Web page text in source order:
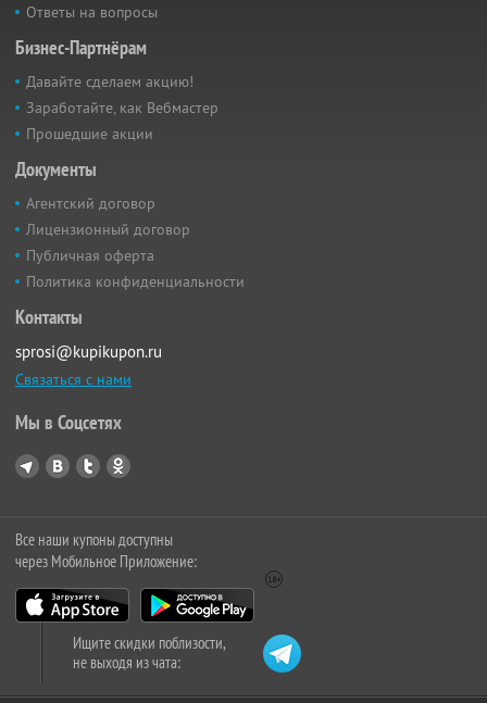
Ответы на вопросы
Бизнес-Партнёрам
Давайте сделаем акцию!
Заработайте, как Вебмастер
Прошедшие акции
Документы
Агентский договор
Лицензионный договор
Публичная оферта
Политика конфиденциальности
Контакты
sprosi@kupikupon.ru
Связаться с нами
Мы в Соцсетях
Все наши купоны доступны
через Мобильное Приложение:
Ищите скидки поблизости,
не выходя из чата: